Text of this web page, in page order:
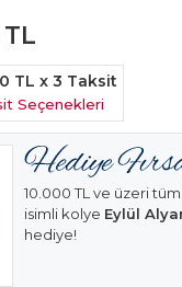
TL
TL x 3 Taksit
Seçenekleri
10.000 TL ve üzeri
isimli kolye Eylül
hediye!